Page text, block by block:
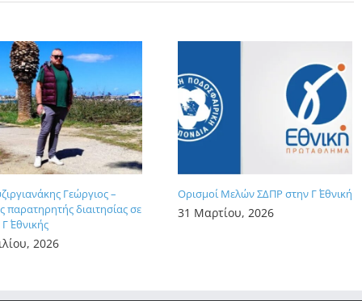
Γεώργιος –
παρατηρητής διαιτησίας σε
Εθνικής
2026
Ορισμοί Μελών ΣΔΠΡ στην Γ΄ Εθνική
31 Μαρτίου, 2026